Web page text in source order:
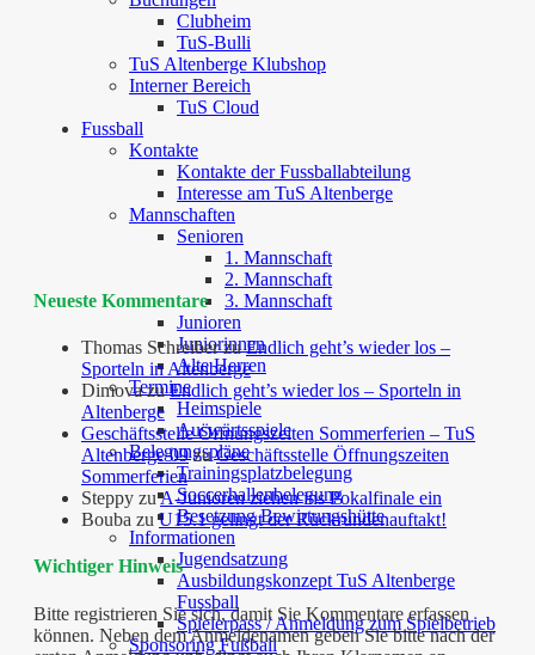
Clubheim
TuS-Bulli
TuS Altenberge Klubshop
Interner Bereich
TuS Cloud
Fussball
Kontakte
Kontakte der Fussballabteilung
Interesse am TuS Altenberge
Mannschaften
Senioren
1. Mannschaft
2. Mannschaft
3. Mannschaft
Junioren
Juniorinnen
Alte Herren
Termine
Heimspiele
Auswärtsspiele
Belegungspläne
Trainingsplatzbelegung
Soccerhallenbelegung
Besetzung Bewirtungshütte
Informationen
Jugendsatzung
Ausbildungskonzept TuS Altenberge
Fussball
Spielerpass / Anmeldung zum Spielbetrieb
Sponsoring Fußball
Neueste Kommentare
Thomas SchreiberzuEndlich geht’s wieder los –
Sporteln in Altenberge
DimovazuEndlich geht’s wieder los – Sporteln in
Altenberge
Geschäftsstelle Öffnungszeiten Sommerferien – TuS
Altenberge 09zuGeschäftsstelle Öffnungszeiten
Sommerferien
Steppy zuA-Junioren ziehen ins Pokalfinale ein
Bouba zuU15.1 gelingt der Rückrundenauftakt!
Wichtiger Hinweis
Bitte registrieren Sie sich, damit Sie Kommentare erfassen
können. Neben dem Anmeldenamen geben Sie bitte nach der